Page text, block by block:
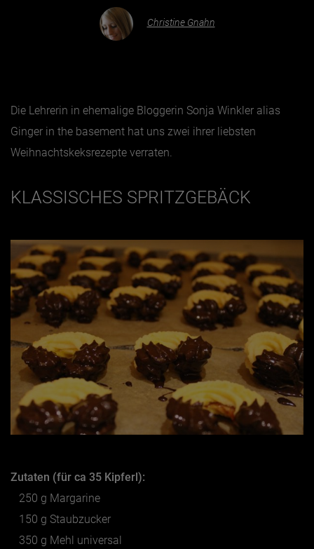
Lifestyle
Archiv
BEITRÄGE NACH MONAT
Februar
März
April
Mai
Juli
August
September
Christine Gnahn
Die Lehrerin in ehemalige Bloggerin Sonja Winkler alias
Ginger in the basement hat uns zwei ihrer liebsten
Weihnachtskeksrezepte verraten.
KLASSISCHES SPRITZGEBÄCK
Zutaten (für ca 35 Kipferl):
250 g Margarine
150 g Staubzucker
350 g Mehl universal